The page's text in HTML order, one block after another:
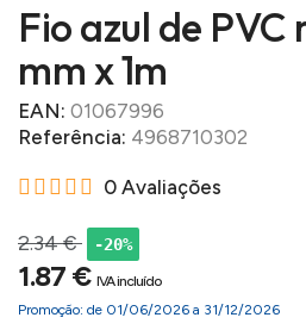
Fio azul de
mm x 1m
EAN: 01067996
Referência: 4968710302
0 Avaliações
2.34 € -20%
1.87 € IVA incluído
Promoção: de 01/06/2026 a 31/12/2026